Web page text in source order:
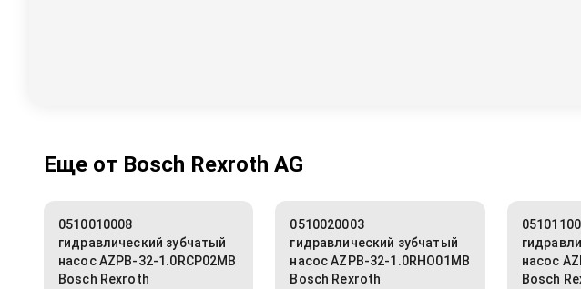
Еще от Bosch Rexroth AG
0510010008
гидравлический зубчатый
насос AZPB-32-1.0RCP02MB
Bosch Rexroth
0510020003
гидравлический зубчатый
насос AZPB-32-1.0RHO01MB
Bosch Rexroth
насос
Bosch